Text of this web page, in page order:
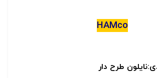
HAMco
طرح دار